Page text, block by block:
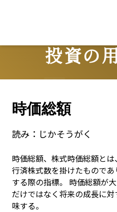
投資の
時価総額
読み： じかそうがく
時価総額、株式時価総額と
行済株式数を掛けたもので
する際の指標。 時価総額が
だけではなく将来の成長に
味する。